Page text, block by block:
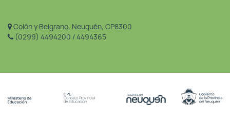
Colón y Belgrano, Neuquén, CP8300
(0299) 4494200 / 4494365